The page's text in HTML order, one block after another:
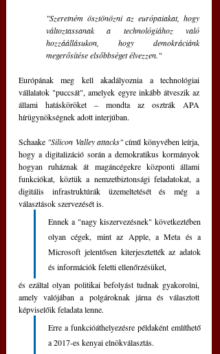
"Szeretném ösztönözni az európaiakat, hogy
változtassanak a technológiához való
hozzáállásukon, hogy demokráciánk
megerősítése elsőbbséget élvezzen."
Európának meg kell akadályoznia a technológiai
vállalatok "puccsát", amelyek egyre inkább átveszik az
állami hatásköröket ‒ mondta az osztrák APA
hírügynökségnek adott interjúban.
Schaake "Silicon Valley attacks" című könyvében leírja,
hogy a digitalizáció során a demokratikus kormányok
hogyan ruháznak át magáncégekre központi állami
funkciókat, köztük a nemzetbiztonsági feladatokat, a
digitális infrastruktúrák üzemeltetését és még a
választások szervezését is.
Ennek a "nagy kiszervezésnek" következtében
olyan cégek, mint az Apple, a Meta és a
Microsoft jelentősen kiterjesztették az adatok
és információk feletti ellenőrzésüket,
és ezáltal olyan politikai befolyást tudnak gyakorolni,
amely valójában a polgároknak járna és választott
képviselőik feladata lenne.
Erre a funkcióáthelyezésre példaként említhető
a 2017-es kenyai elnökválasztás.